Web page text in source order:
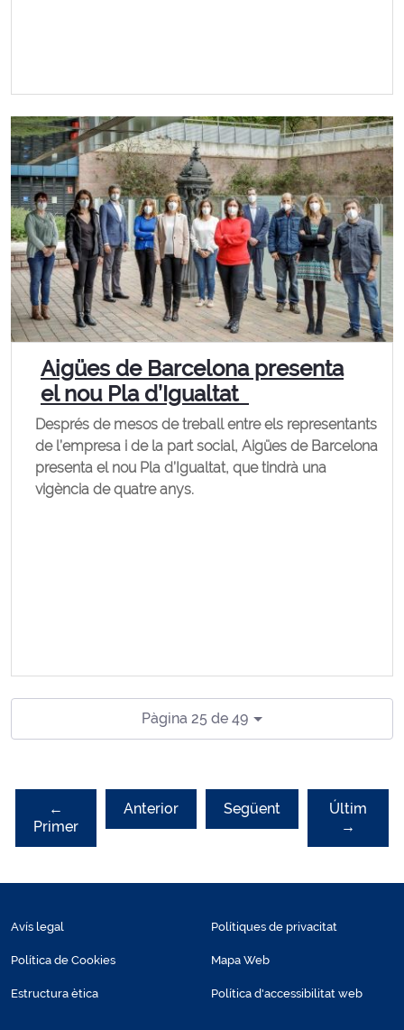
Aigües de Barcelona presenta
el nou Pla d’Igualtat
Després de mesos de treball entre els representants
de l’empresa i de la part social, Aigües de Barcelona
presenta el nou Pla d’Igualtat, que tindrà una
vigència de quatre anys.
Pàgina 25 de 49
←
Primer
Anterior Següent
Últim
→
Avís legal
Política de Cookies
Estructura ètica
Polítiques de privacitat
Mapa Web
Política d'accessibilitat web